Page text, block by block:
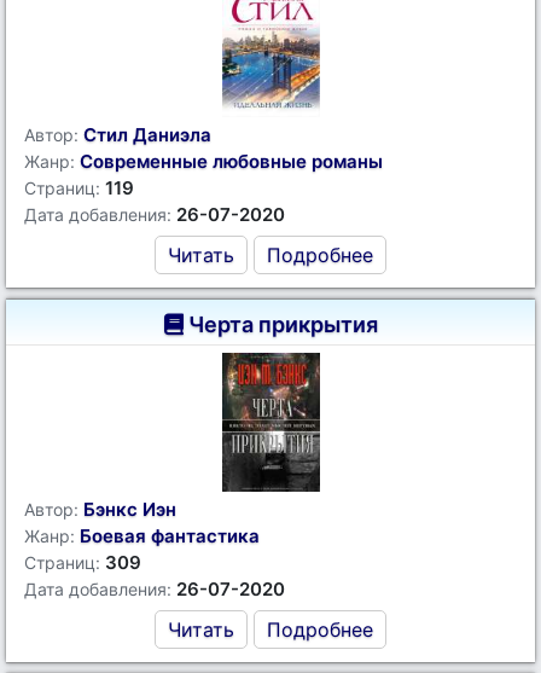
Автор: Стил Даниэла
Жанр: Современные любовные романы
Страниц: 119
Дата добавления: 26-07-2020
Читать Подробнее
Черта прикрытия
Автор: Бэнкс Иэн
Жанр: Боевая фантастика
Страниц: 309
Дата добавления: 26-07-2020
Читать Подробнее